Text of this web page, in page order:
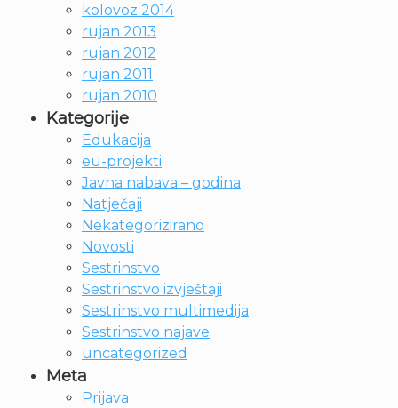
kolovoz 2014
rujan 2013
rujan 2012
rujan 2011
rujan 2010
Kategorije
Edukacija
eu-projekti
Javna nabava – godina
Natječaji
Nekategorizirano
Novosti
Sestrinstvo
Sestrinstvo izvještaji
Sestrinstvo multimedija
Sestrinstvo najave
uncategorized
Meta
Prijava